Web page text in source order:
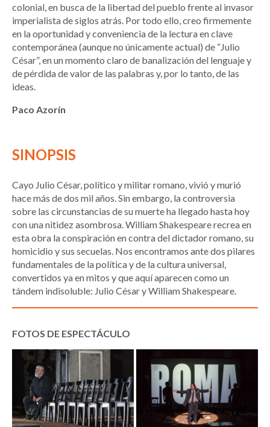
colonial, en busca de la libertad del pueblo frente al invasor
imperialista de siglos atrás. Por todo ello, creo firmemente
en la oportunidad y conveniencia de la lectura en clave
contemporánea (aunque no únicamente actual) de “Julio
César”, en un momento claro de banalización del lenguaje y
de pérdida de valor de las palabras y, por lo tanto, de las
ideas.
Paco Azorín
SINOPSIS
Cayo Julio César, político y militar romano, vivió y murió
hace más de dos mil años. Sin embargo, la controversia
sobre las circunstancias de su muerte ha llegado hasta hoy
con una nitidez asombrosa. William Shakespeare recrea en
esta obra la conspiración en contra del dictador romano, su
homicidio y sus secuelas. Nos encontramos ante dos pilares
fundamentales de la política y de la cultura universal,
convertidos ya en mitos y que aquí aparecen como un
tándem indisoluble: Julio César y William Shakespeare.
FOTOS DE ESPECTÁCULO